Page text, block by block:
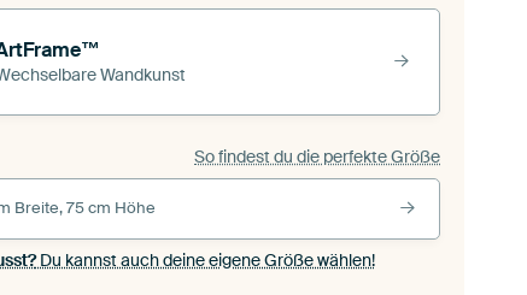
Wandkunst
So findest du die perfekte Größe
Breite, 75 cm Höhe
Du kannst auch deine eigene Größe wählen!